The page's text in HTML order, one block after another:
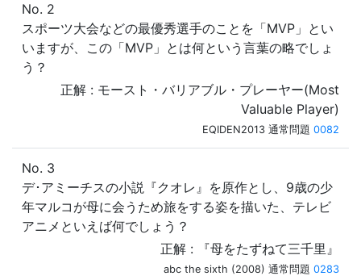
No. 2
スポーツ大会などの最優秀選手のことを「MVP」とい
いますが、この「MVP」とは何という言葉の略でしょ
う？
正解 : モースト・バリアブル・プレーヤー(Most
Valuable Player)
EQIDEN2013 通常問題 0082
No. 3
デ･アミーチスの小説『クオレ』を原作とし、9歳の少
年マルコが母に会うため旅をする姿を描いた、テレビ
アニメといえば何でしょう？
正解 : 『母をたずねて三千里』
abc the sixth (2008) 通常問題 0283